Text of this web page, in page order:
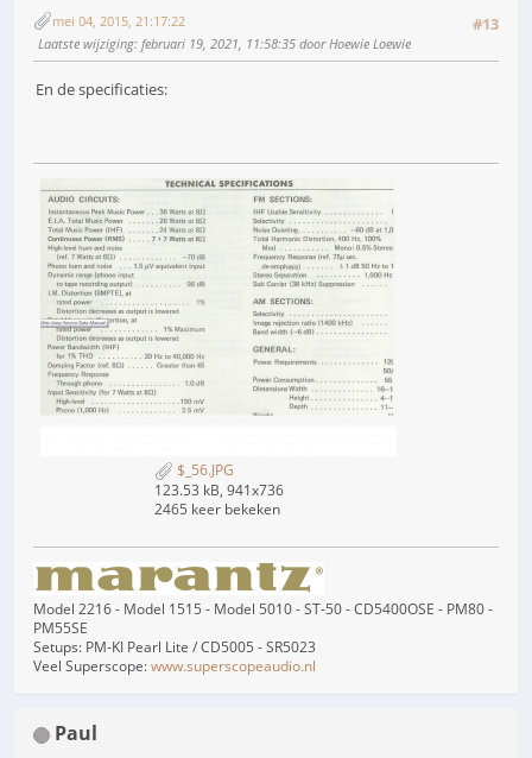
#13
mei 04, 2015, 21:17:22
Laatste wijziging: februari 19, 2021, 11:58:35 door Hoewie Loewie
En de specificaties:
$_56.JPG
123.53 kB, 941x736
2465 keer bekeken
Model 2216 - Model 1515 - Model 5010 - ST-50 - CD5400OSE - PM80 -
PM55SE
Setups: PM-KI Pearl Lite / CD5005 - SR5023
Veel Superscope:www.superscopeaudio.nl
Paul